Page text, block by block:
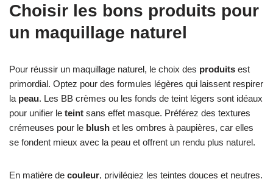
Choisir les bons produits pour
un maquillage naturel
Pour réussir un maquillage naturel, le choix des produits est
primordial. Optez pour des formules légères qui laissent respirer
la peau. Les BB crèmes ou les fonds de teint légers sont idéaux
pour unifier le teint sans effet masque. Préférez des textures
crémeuses pour le blush et les ombres à paupières, car elles
se fondent mieux avec la peau et offrent un rendu plus naturel.
En matière de couleur, privilégiez les teintes douces et neutres.